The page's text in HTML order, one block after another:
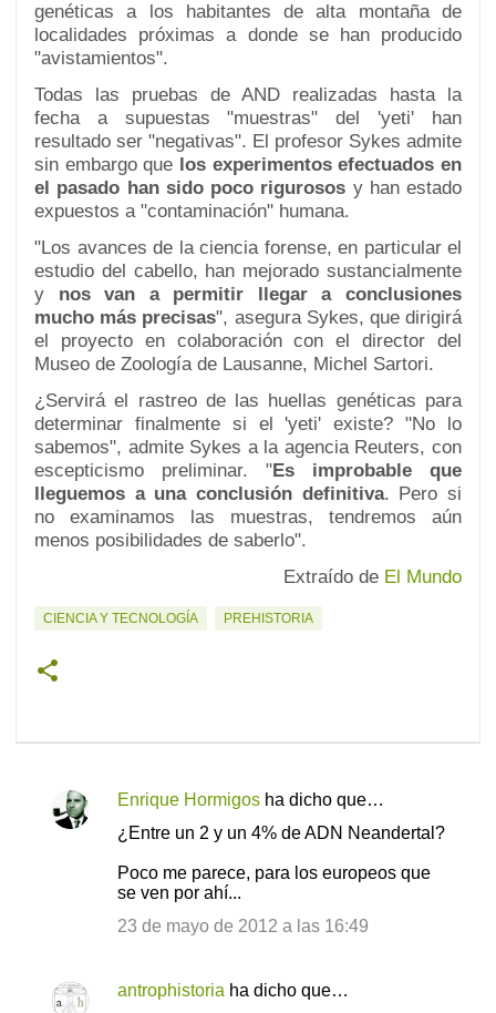
genéticas a los habitantes de alta montaña de
localidades próximas a donde se han producido
"avistamientos".
Todas las pruebas de AND realizadas hasta la
fecha a supuestas "muestras" del 'yeti' han
resultado ser "negativas". El profesor Sykes admite
sin embargo que los experimentos efectuados en
el pasado han sido poco rigurosos y han estado
expuestos a "contaminación" humana.
"Los avances de la ciencia forense, en particular el
estudio del cabello, han mejorado sustancialmente
y nos van a permitir llegar a conclusiones
mucho más precisas", asegura Sykes, que dirigirá
el proyecto en colaboración con el director del
Museo de Zoología de Lausanne, Michel Sartori.
¿Servirá el rastreo de las huellas genéticas para
determinar finalmente si el 'yeti' existe? "No lo
sabemos", admite Sykes a la agencia Reuters, con
escepticismo preliminar. "Es improbable que
lleguemos a una conclusión definitiva. Pero si
no examinamos las muestras, tendremos aún
menos posibilidades de saberlo".
Extraído de El Mundo
CIENCIA Y TECNOLOGÍA PREHISTORIA
C
a
Enrique Hormigos ha dicho que…
¿Entre un 2 y un 4% de ADN Neandertal?
Poco me parece, para los europeos que
se ven por ahí...
23 de mayo de 2012 a las 16:49
antrophistoria ha dicho que…